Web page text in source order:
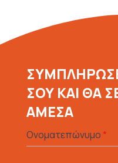
ΣΟΥ ΚΑΙ ΘΑ
ΑΜΕΣΑ
Ονοματεπώνυμο *